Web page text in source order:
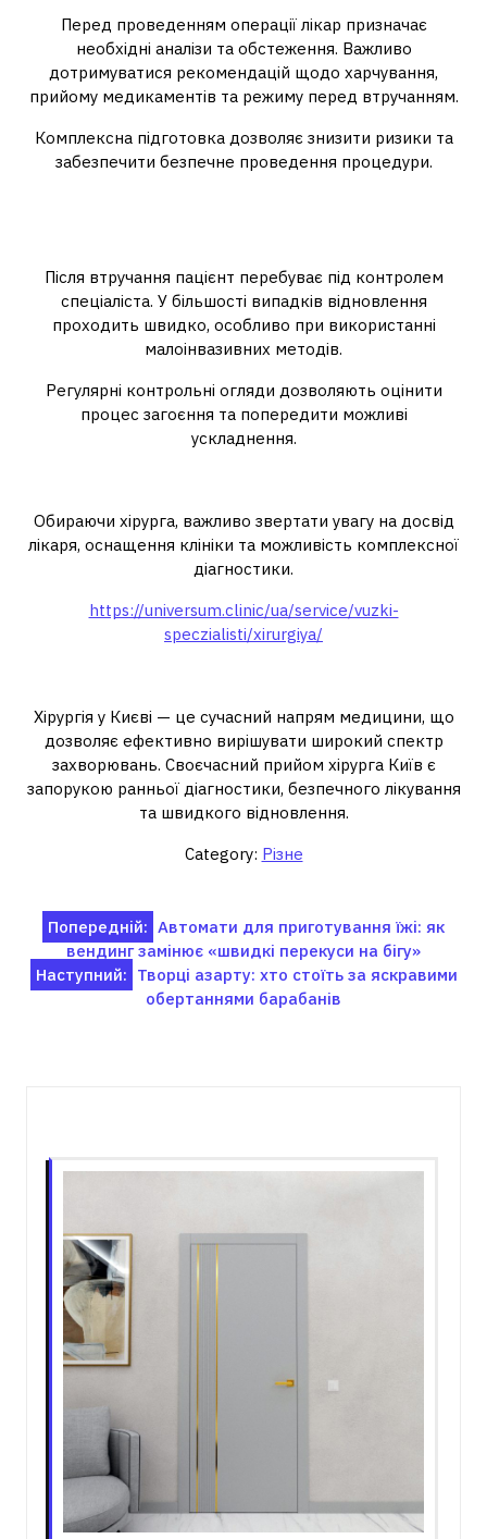
Перед проведенням операції лікар призначає
необхідні аналізи та обстеження. Важливо
дотримуватися рекомендацій щодо харчування,
прийому медикаментів та режиму перед втручанням.
Комплексна підготовка дозволяє знизити ризики та
забезпечити безпечне проведення процедури.
Після втручання пацієнт перебуває під контролем
спеціаліста. У більшості випадків відновлення
проходить швидко, особливо при використанні
малоінвазивних методів.
Регулярні контрольні огляди дозволяють оцінити
процес загоєння та попередити можливі
ускладнення.
Обираючи хірурга, важливо звертати увагу на досвід
лікаря, оснащення клініки та можливість комплексної
діагностики.
https://universum.clinic/ua/service/vuzki-
speczialisti/xirurgiya/
Хірургія у Києві — це сучасний напрям медицини, що
дозволяє ефективно вирішувати широкий спектр
захворювань. Своєчасний прийом хірурга Київ є
запорукою ранньої діагностики, безпечного лікування
та швидкого відновлення.
Category: Різне
Навігація
записів
Попередній: Автомати для приготування їжі: як
вендинг замінює «швидкі перекуси на бігу»
Наступний: Творці азарту: хто стоїть за яскравими
обертаннями барабанів